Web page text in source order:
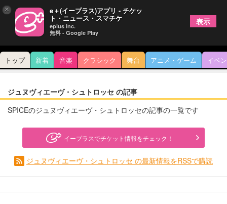
トップ 新着 音楽 クラシック 舞台 アニメ・ゲーム イベ
ジュヌヴィエーヴ・シュトロッセ の記事
SPICEのジュヌヴィエーヴ・シュトロッセの記事の一覧です
イープラスでチケット情報をチェック！
ジュヌヴィエーヴ・シュトロッセ の最新情報をRSSで購読
× e＋(イープラス)アプリ - チケッ
ト・ニュース・スマチケ
eplus inc.
無料 - Google Play
表示